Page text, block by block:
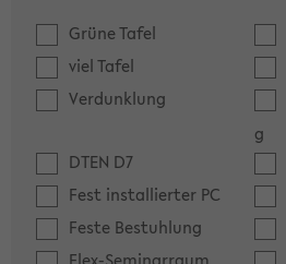
Grüne Tafel
viel Tafel
Verdunklung
g
DTEN D7
Fest installierter PC
Feste Bestuhlung